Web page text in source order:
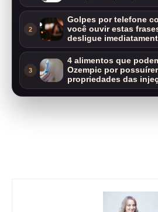
2
Golpes por telefone
você ouvir estas
desligue
3
4 alimentos que
Ozempic por
propriedades das